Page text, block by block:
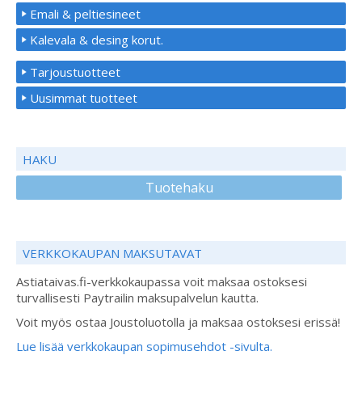
Emali & peltiesineet
Kalevala & desing korut.
Tarjoustuotteet
Uusimmat tuotteet
HAKU
Tuotehaku
VERKKOKAUPAN MAKSUTAVAT
Astiataivas.fi-verkkokaupassa voit maksaa ostoksesi
turvallisesti Paytrailin maksupalvelun kautta.
Voit myös ostaa Joustoluotolla ja maksaa ostoksesi erissä!
Lue lisää verkkokaupan sopimusehdot -sivulta.